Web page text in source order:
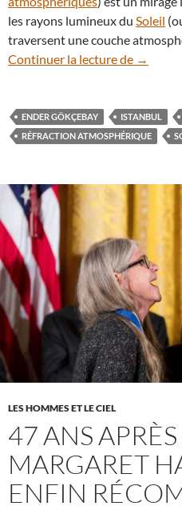
les rayons lumineux du Soleil
traversent une couche
Continuer la lecture de
Le
→
ENDER GÖKÇEBAY ISTANBUL
RÉFRACTION ATMOSPHÉRIQUE
LES HOMMES ET LE CIEL
47 ANS
MARGARET
ENFIN